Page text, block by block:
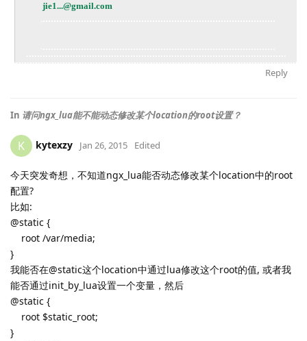
jie1...@gmail.com
Reply
In 请问ngx_lua能不能动态修改某个location的root设置？
K kytexzy Jan 26, 2015 Edited
今天突发奇想，不知道ngx_lua能否动态修改某个location中的root
配置?
比如:
@static {
root /var/media;
}
我能否在@static这个location中通过lua修改这个root的值, 或者我
能否通过init_by_lua设置一个变量，然后
@static {
root $static_root;
}